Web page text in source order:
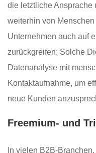
die letztliche
weiterhin von
Unternehmen auch auf
zurückgreifen: Solche
Datenanalyse mit
Kontaktaufnahme, um
neue Kunden
Freemium- und
In vielen B2B-